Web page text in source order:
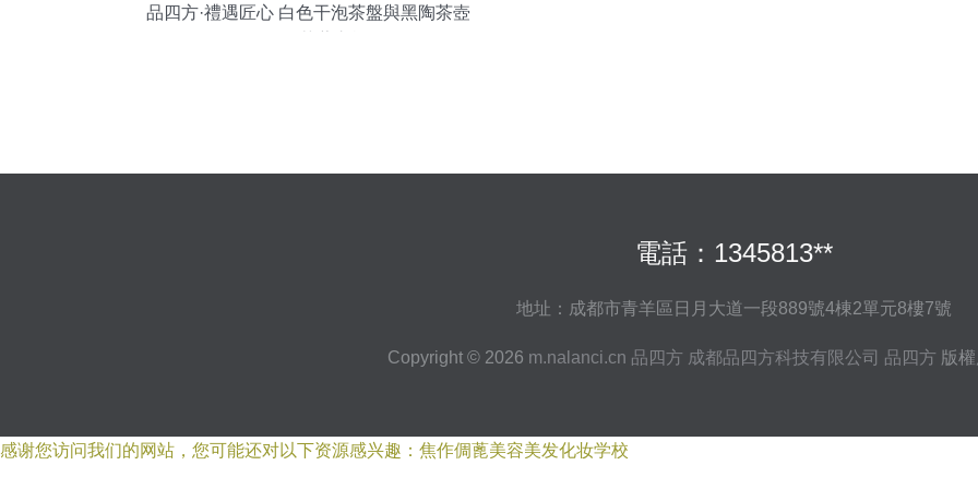
品四方·禮遇匠心 白色干泡茶盤與黑陶茶壺
電話：1345813**
地址：成都市青羊區日月大道一段889號4棟2單元8樓7號
Copyright © 2026 m.nalanci.cn 品四方 成都品四方科技有限公司 品四方 版
感谢您访问我们的网站，您可能还对以下资源感兴趣：焦作倜蓖美容美发化妆学校